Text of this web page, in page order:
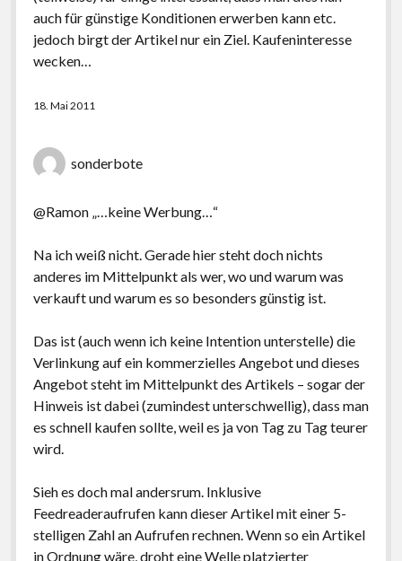
auch für günstige Konditionen erwerben kann etc.
jedoch birgt der Artikel nur ein Ziel. Kaufeninteresse
wecken…
18. Mai 2011
sonderbote
@Ramon „…keine Werbung…“
Na ich weiß nicht. Gerade hier steht doch nichts
anderes im Mittelpunkt als wer, wo und warum was
verkauft und warum es so besonders günstig ist.
Das ist (auch wenn ich keine Intention unterstelle) die
Verlinkung auf ein kommerzielles Angebot und dieses
Angebot steht im Mittelpunkt des Artikels – sogar der
Hinweis ist dabei (zumindest unterschwellig), dass man
es schnell kaufen sollte, weil es ja von Tag zu Tag teurer
wird.
Sieh es doch mal andersrum. Inklusive
Feedreaderaufrufen kann dieser Artikel mit einer 5-
stelligen Zahl an Aufrufen rechnen. Wenn so ein Artikel
in Ordnung wäre, droht eine Welle platzierter